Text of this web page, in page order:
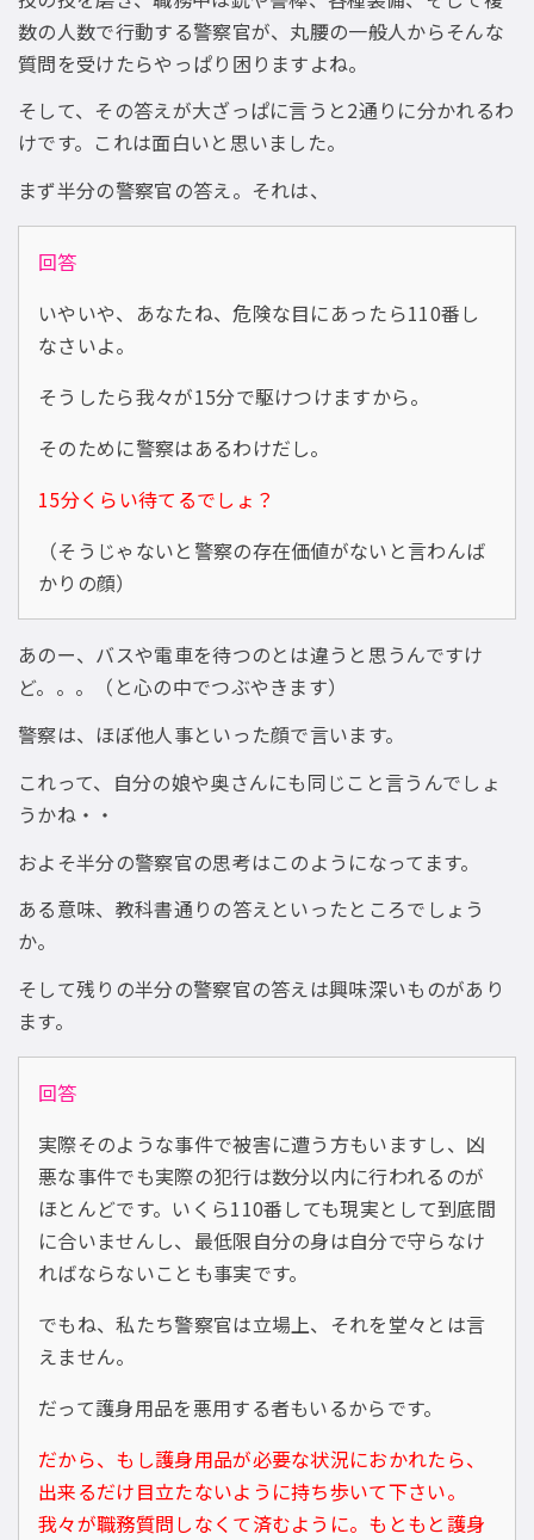
数の人数で行動する警察官が、丸腰の一般人からそんな
質問を受けたらやっぱり困りますよね。
そして、その答えが大ざっぱに言うと2通りに分かれるわ
けです。これは面白いと思いました。
まず半分の警察官の答え。それは、
回答
いやいや、あなたね、危険な目にあったら110番し
なさいよ。
そうしたら我々が15分で駆けつけますから。
そのために警察はあるわけだし。
15分くらい待てるでしょ？
（そうじゃないと警察の存在価値がないと言わんば
かりの顔）
あのー、バスや電車を待つのとは違うと思うんですけ
ど。。。（と心の中でつぶやきます）
警察は、ほぼ他人事といった顔で言います。
これって、自分の娘や奥さんにも同じこと言うんでしょ
うかね・・
およそ半分の警察官の思考はこのようになってます。
ある意味、教科書通りの答えといったところでしょう
か。
そして残りの半分の警察官の答えは興味深いものがあり
ます。
回答
実際そのような事件で被害に遭う方もいますし、凶
悪な事件でも実際の犯行は数分以内に行われるのが
ほとんどです。いくら110番しても現実として到底間
に合いませんし、最低限自分の身は自分で守らなけ
ればならないことも事実です。
でもね、私たち警察官は立場上、それを堂々とは言
えません。
だって護身用品を悪用する者もいるからです。
だから、もし護身用品が必要な状況におかれたら、
出来るだけ目立たないように持ち歩いて下さい。
我々が職務質問しなくて済むように。もともと護身